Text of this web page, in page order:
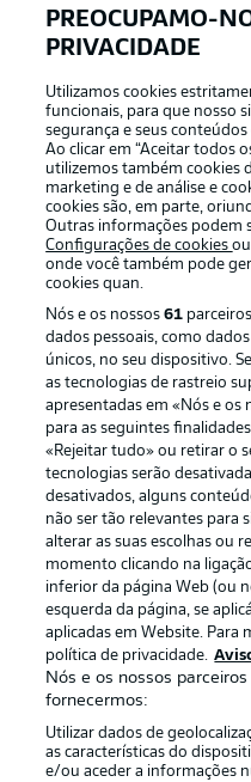
Oferecido por
Publicidade
Gerir preferências
Marca
Jogadores
PREOCUPAMO-
PRIVACIDADE
Utilizamos cookies
funcionais, para que nosso
segurança e seus
Ao clicar em “Aceitar todos
utilizemos também cookies
marketing e de análise e
cookies são, em parte,
Outras informações podem
Configurações de cookies
onde você também pode
cookies quan.
Nós e os nossos61
dados pessoais, como
únicos, no seu dispositivo.
as tecnologias de rastreio
apresentadas em «Nós e os
para as seguintes
«Rejeitar tudo» ou retirar o
tecnologias serão
desativados, alguns
não ser tão relevantes para
alterar as suas escolhas ou
momento clicando na
inferior da página Web (ou
esquerda da página, se
aplicadas em Website. Para
política de privacidade.
Nós e os nossos
fornecermos:
Utilizar dados de
as características do
e/ou aceder a informações